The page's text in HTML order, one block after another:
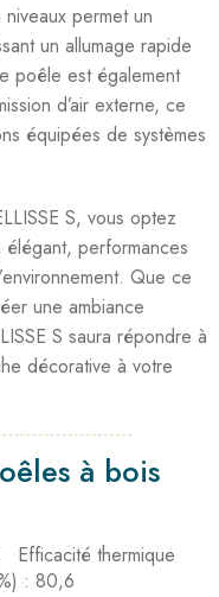
permet un
un allumage rapide
poêle est également
d’air externe, ce
équipées de systèmes
S, vous optez
performances
Que ce
une ambiance
S saura répondre à
décorative à votre
à bois
Efficacité thermique
: 80,6